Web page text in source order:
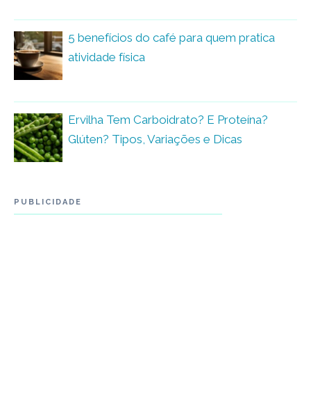
5 benefícios do café para quem pratica
atividade física
Ervilha Tem Carboidrato? E Proteína?
Glúten? Tipos, Variações e Dicas
PUBLICIDADE